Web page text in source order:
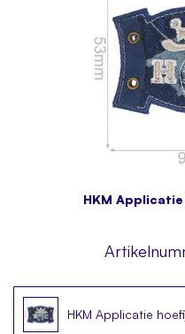
HKM
HKM Applicatie